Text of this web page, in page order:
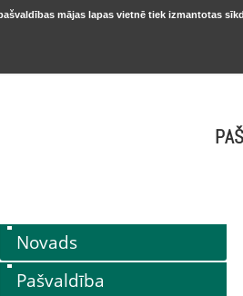
NOVADS
Novads
Pašvaldība
mājas lapas vietnē tiek izmantotas